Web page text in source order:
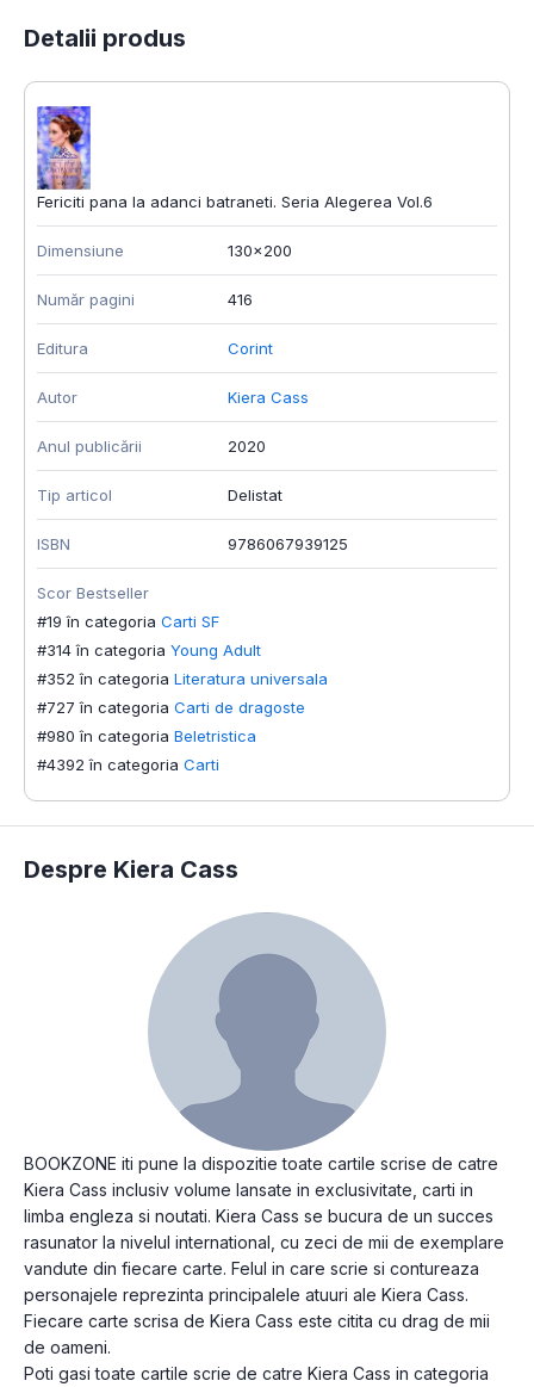
Detalii produs
Fericiti pana la adanci batraneti. Seria Alegerea Vol.6
Dimensiune 130x200
Număr pagini 416
Editura Corint
Autor Kiera Cass
Anul publicării 2020
Tip articol Delistat
ISBN 9786067939125
Scor Bestseller
#19 în categoria Carti SF
#314 în categoria Young Adult
#352 în categoria Literatura universala
#727 în categoria Carti de dragoste
#980 în categoria Beletristica
#4392 în categoria Carti
Despre Kiera Cass
BOOKZONE iti pune la dispozitie toate cartile scrise de catre
Kiera Cass inclusiv volume lansate in exclusivitate, carti in
limba engleza si noutati. Kiera Cass se bucura de un succes
rasunator la nivelul international, cu zeci de mii de exemplare
vandute din fiecare carte. Felul in care scrie si contureaza
personajele reprezinta principalele atuuri ale Kiera Cass.
Fiecare carte scrisa de Kiera Cass este citita cu drag de mii
de oameni.
Poti gasi toate cartile scrie de catre Kiera Cass in categoria